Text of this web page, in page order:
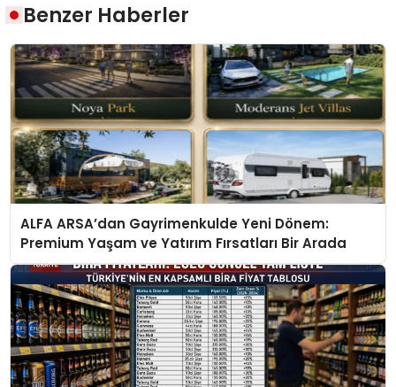
Benzer Haberler
ALFA ARSA’dan Gayrimenkulde Yeni Dönem:
Premium Yaşam ve Yatırım Fırsatları Bir Arada